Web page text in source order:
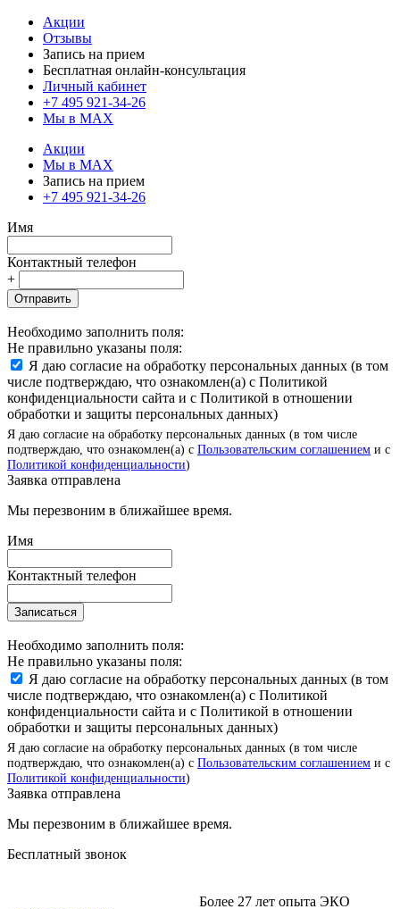
Акции
Отзывы
Запись на прием
Бесплатная онлайн-консультация
Личный кабинет
+7 495 921-34-26
Мы в MAX
Акции
Мы в MAX
Запись на прием
+7 495 921-34-26
Имя
Контактный телефон
+
Отправить
Необходимо заполнить поля:
Не правильно указаны поля:
Я даю согласие на обработку персональных данных (в том
числе подтверждаю, что ознакомлен(а) с Политикой
конфиденциальности сайта и с Политикой в отношении
обработки и защиты персональных данных)
Я даю согласие на обработку персональных данных (в том числе
подтверждаю, что ознакомлен(а) с Пользовательским соглашением и с
Политикой конфиденциальности)
Заявка отправлена
Мы перезвоним в ближайшее время.
Имя
Контактный телефон
Записаться
Необходимо заполнить поля:
Не правильно указаны поля:
Я даю согласие на обработку персональных данных (в том
числе подтверждаю, что ознакомлен(а) с Политикой
конфиденциальности сайта и с Политикой в отношении
обработки и защиты персональных данных)
Я даю согласие на обработку персональных данных (в том числе
подтверждаю, что ознакомлен(а) с Пользовательским соглашением и с
Политикой конфиденциальности)
Заявка отправлена
Мы перезвоним в ближайшее время.
Бесплатный звонок
Более 27 лет опыта ЭКО